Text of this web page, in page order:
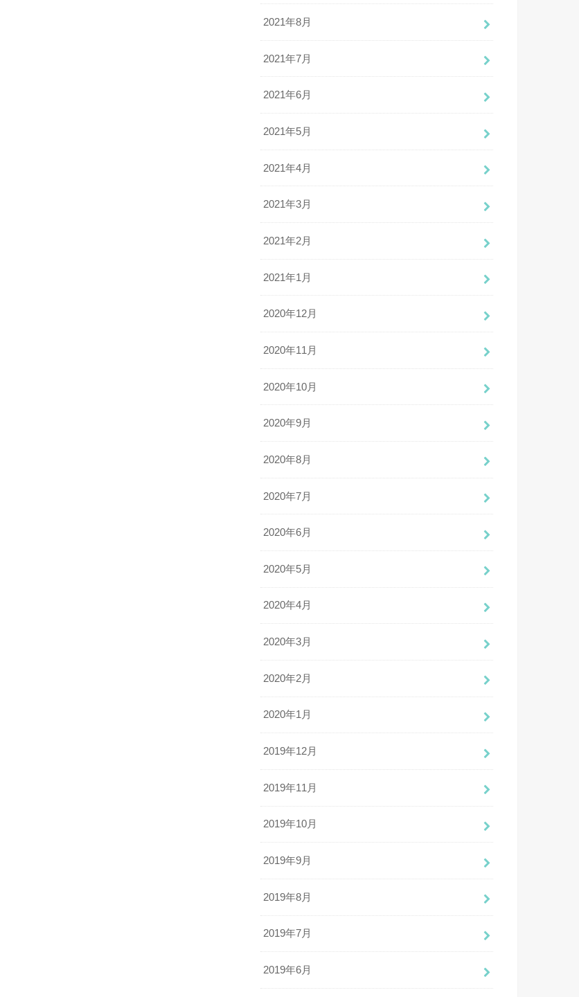
2021年8月
2021年7月
2021年6月
2021年5月
2021年4月
2021年3月
2021年2月
2021年1月
2020年12月
2020年11月
2020年10月
2020年9月
2020年8月
2020年7月
2020年6月
2020年5月
2020年4月
2020年3月
2020年2月
2020年1月
2019年12月
2019年11月
2019年10月
2019年9月
2019年8月
2019年7月
2019年6月